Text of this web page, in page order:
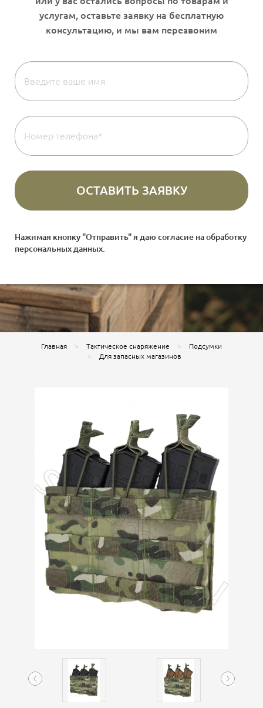
Нажимая кнопку "Отправить" я даю согласие наобработку
персональных данных
Главная Тактическое снаряжение
Подсумки
Для запасных магазинов